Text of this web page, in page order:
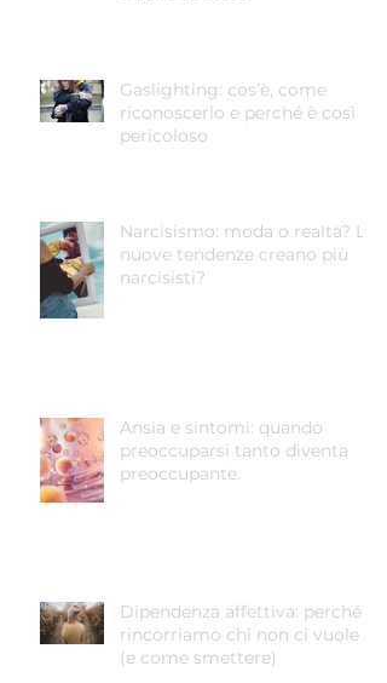
Gaslighting: cos’è, come
riconoscerlo e perché è così
pericoloso
Narcisismo: moda o realtà? Le
nuove tendenze creano più
narcisisti?
Ansia e sintomi: quando
preoccuparsi tanto diventa
preoccupante.
Dipendenza affettiva: perché
rincorriamo chi non ci vuole
(e come smettere)